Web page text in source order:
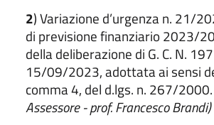
2) Variazione d’urgenza n. 21/
di previsione finanziario 2023/
della deliberazione di G. C. N.
15/09/2023, adottata ai sensi
comma 4, del d.lgs. n. 267/2000.
Assessore - prof. Francesco Brandi)